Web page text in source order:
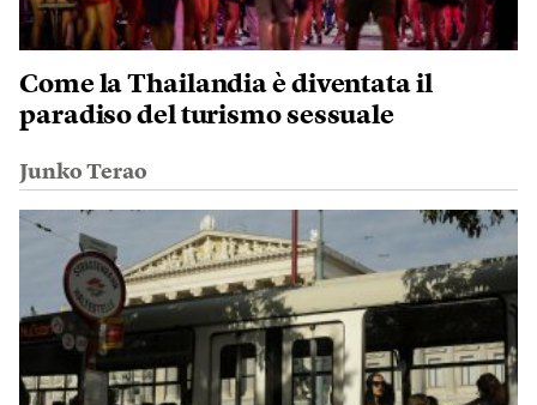
Come la Thailandia è diventata il
paradiso del turismo sessuale
Junko Terao